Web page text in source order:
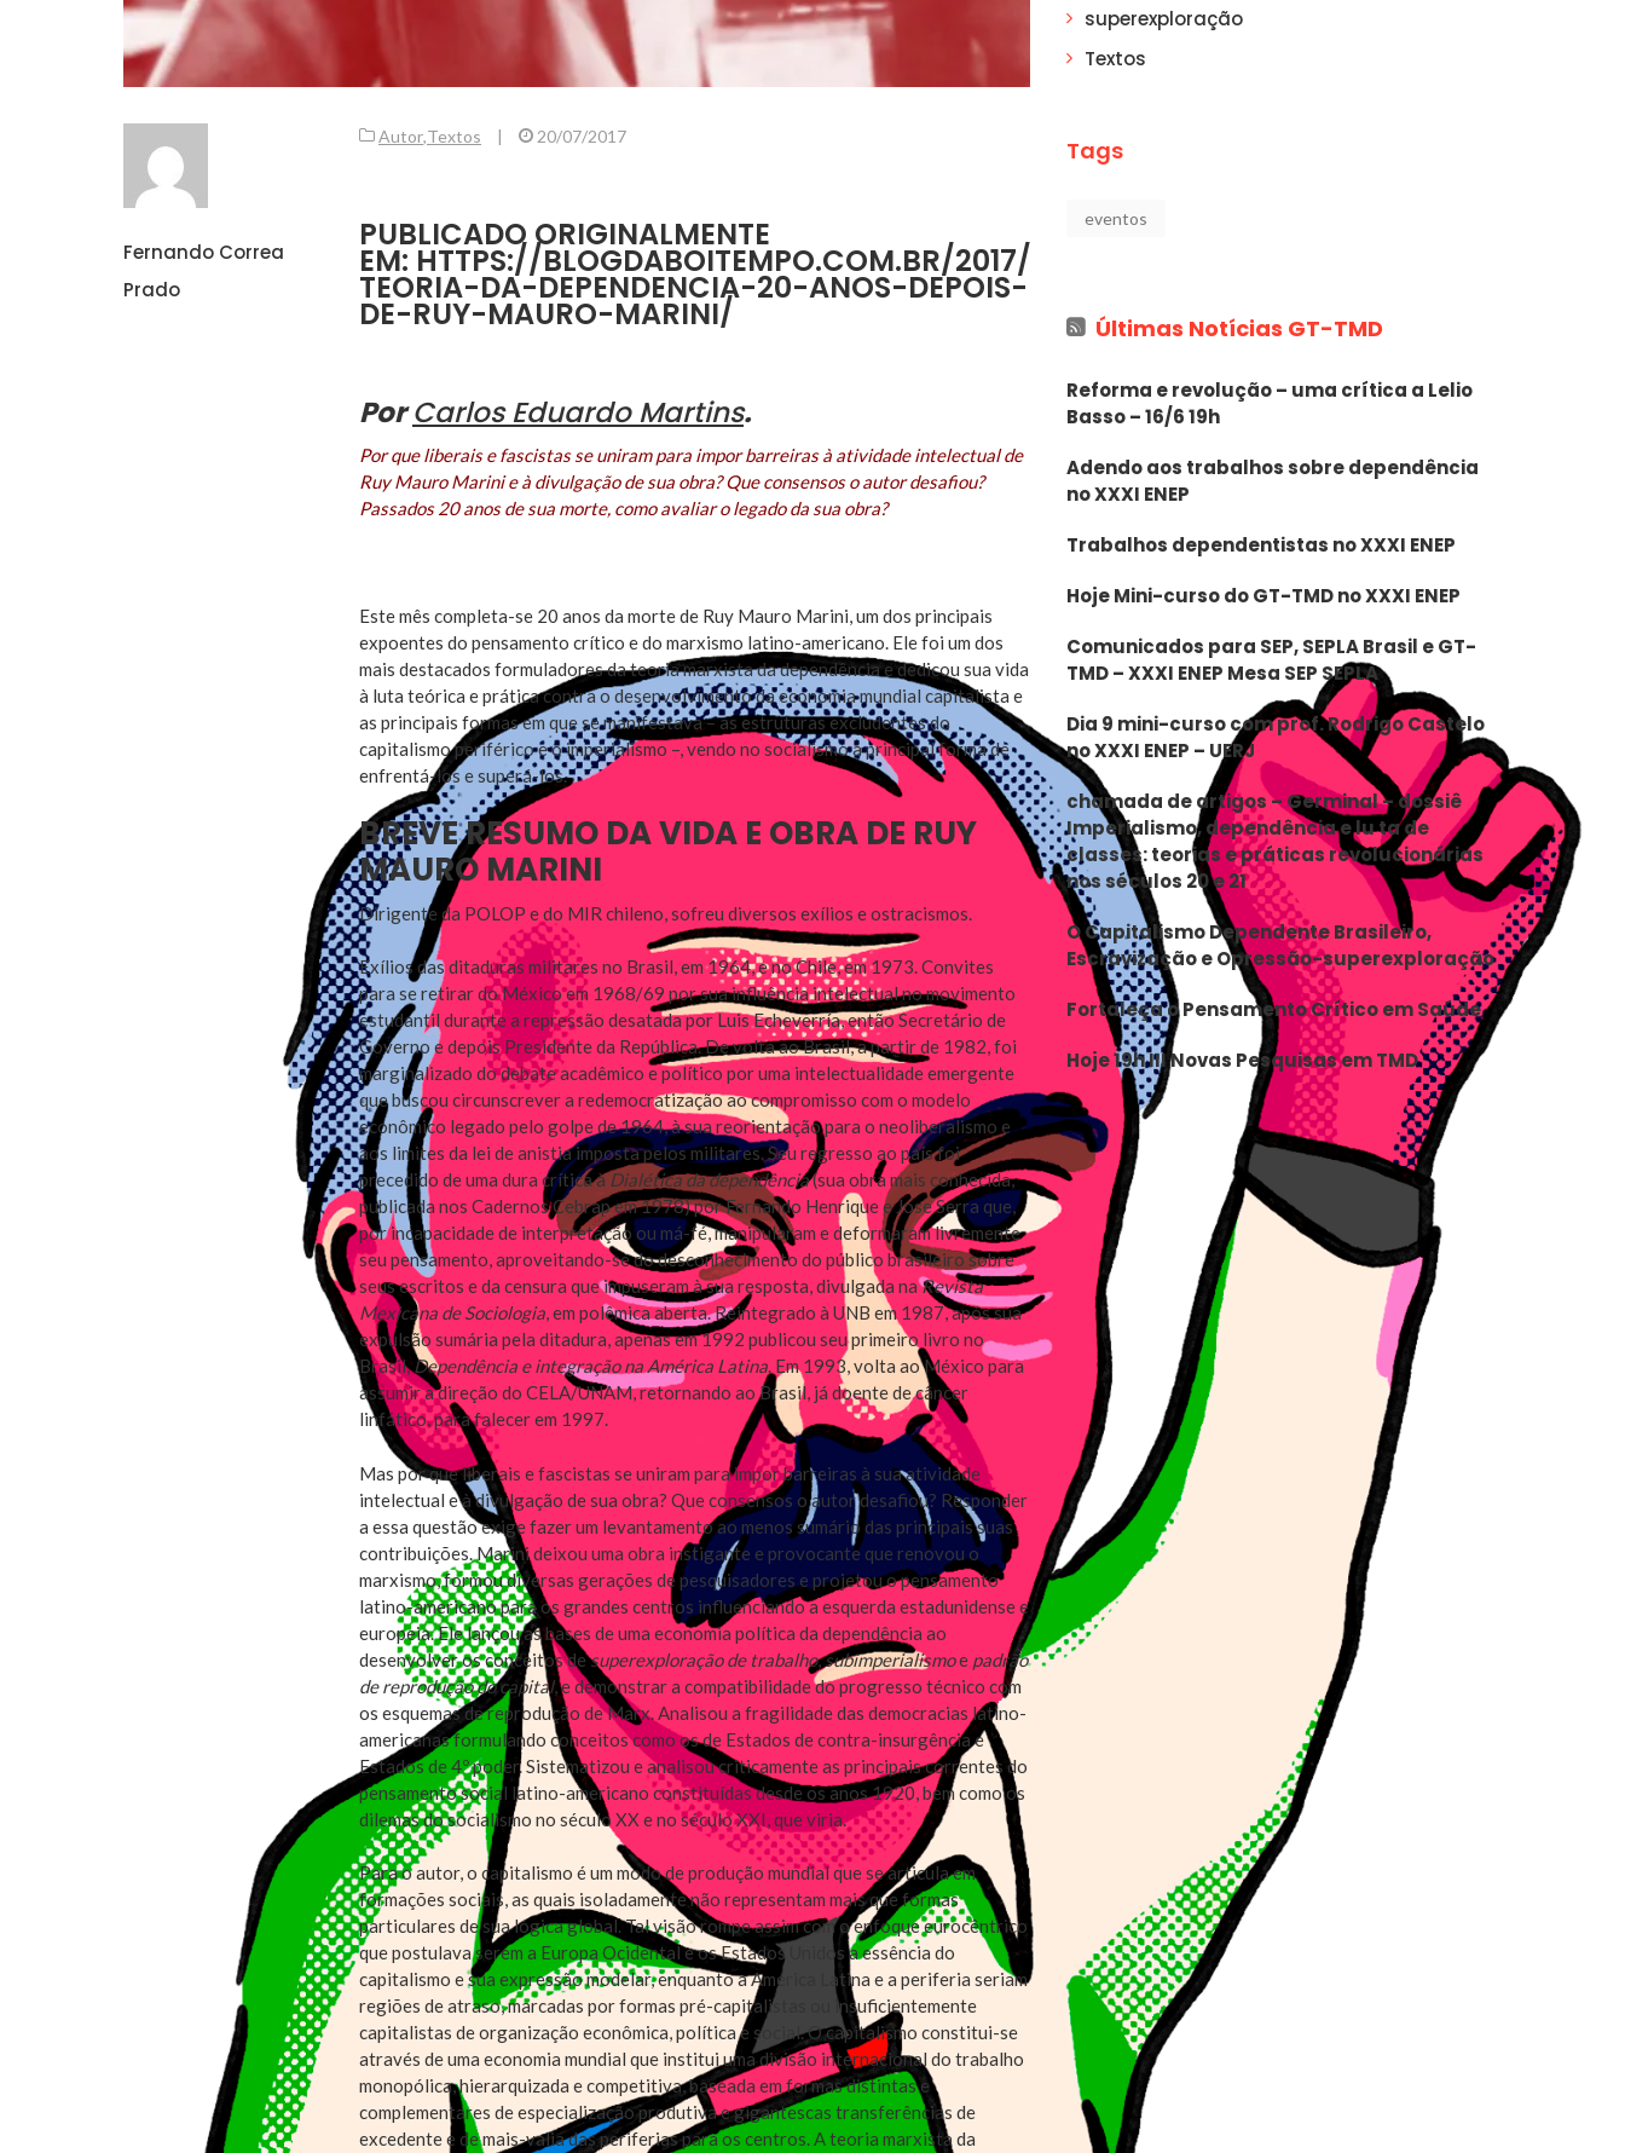
Fernando Correa
Prado
Autor,Textos | 20/07/2017
PUBLICADO ORIGINALMENTE
EM: HTTPS://BLOGDABOITEMPO.COM.BR/2017/07/13/A-
TEORIA-DA-DEPENDENCIA-20-ANOS-DEPOIS-
DE-RUY-MAURO-MARINI/
PorCarlos Eduardo Martins.
Por que liberais e fascistas se uniram para impor barreiras à atividade intelectual de
Ruy Mauro Marini e à divulgação de sua obra? Que consensos o autor desafiou?
Passados 20 anos de sua morte, como avaliar o legado da sua obra?
Este mês completa-se 20 anos da morte de Ruy Mauro Marini, um dos principais
expoentes do pensamento crítico e do marxismo latino-americano. Ele foi um dos
mais destacados formuladores da teoria marxista da dependência e dedicou sua vida
à luta teórica e prática contra o desenvolvimento da economia mundial capitalista e
as principais formas em que se manifestava – as estruturas excludentes do
capitalismo periférico e o imperialismo –, vendo no socialismo a principal forma de
enfrentá-los e superá-los.
BREVE RESUMO DA VIDA E OBRA DE RUY
MAURO MARINI
Dirigente da POLOP e do MIR chileno, sofreu diversos exílios e ostracismos.
Exílios das ditaduras militares no Brasil, em 1964, e no Chile, em 1973. Convites
para se retirar do México em 1968/69 por sua influência intelectual no movimento
estudantil durante a repressão desatada por Luis Echeverría, então Secretário de
Governo e depois Presidente da República. De volta ao Brasil, a partir de 1982, foi
marginalizado do debate acadêmico e político por uma intelectualidade emergente
que buscou circunscrever a redemocratização ao compromisso com o modelo
econômico legado pelo golpe de 1964, à sua reorientação para o neoliberalismo e
aos limites da lei de anistia imposta pelos militares. Seu regresso ao país foi
precedido de uma dura crítica àDialética da dependência(sua obra mais conhecida,
publicada nos Cadernos Cebrap em 1978) por Fernando Henrique e Jose Serra que,
por incapacidade de interpretação ou má-fé, manipularam e deformaram livremente
seu pensamento, aproveitando-se do desconhecimento do público brasileiro sobre
seus escritos e da censura que impuseram à sua resposta, divulgada naRevista
Mexicana de Sociologia, em polêmica aberta. Reintegrado à UNB em 1987, após sua
expulsão sumária pela ditadura, apenas em 1992 publicou seu primeiro livro no
Brasil,Dependência e integração na América Latina. Em 1993, volta ao México para
assumir a direção do CELA/UNAM, retornando ao Brasil, já doente de câncer
linfático, para falecer em 1997.
Mas por que liberais e fascistas se uniram para impor barreiras à sua atividade
intelectual e à divulgação de sua obra? Que consensos o autor desafiou? Responder
a essa questão exige fazer um levantamento ao menos sumário das principais suas
contribuições. Marini deixou uma obra instigante e provocante que renovou o
marxismo, formou diversas gerações de pesquisadores e projetou o pensamento
latino-americano para os grandes centros influenciando a esquerda estadunidense e
europeia. Ele lançou as bases de uma economia política da dependência ao
desenvolver os conceitos desuperexploração de trabalho,subimperialismoe padrão
de reprodução do capital, e demonstrar a compatibilidade do progresso técnico com
os esquemas de reprodução de Marx. Analisou a fragilidade das democracias latino-
americanas formulando conceitos como os de Estados de contra-insurgência e
Estados de 4º poder. Sistematizou e analisou criticamente as principais correntes do
pensamento social latino-americano constituídas desde os anos 1920, bem como os
dilemas do socialismo no século XX e no século XXI, que viria.
Para o autor, o capitalismo é um modo de produção mundial que se articula em
formações sociais, as quais isoladamente não representam mais que formas
particulares de sua lógica global. Tal visão rompe assim com o enfoque eurocêntrico
que postulava serem a Europa Ocidental e os Estados Unidos a essência do
capitalismo e sua expressão modelar, enquanto a América Latina e a periferia seriam
regiões de atraso, marcadas por formas pré-capitalistas ou insuficientemente
capitalistas de organização econômica, política e social. O capitalismo constitui-se
através de uma economia mundial que institui uma divisão internacional do trabalho
monopólica, hierarquizada e competitiva, baseada em formas distintas e
complementares de especialização produtiva e gigantescas transferências de
excedente e de mais-valia das periferias para os centros. A teoria marxista da
superexploração
Textos
Tags
eventos
Últimas Notícias GT-TMD
Reforma e revolução – uma crítica a Lelio
Basso – 16/6 19h
Adendo aos trabalhos sobre dependência
no XXXI ENEP
Trabalhos dependentistas no XXXI ENEP
Hoje Mini-curso do GT-TMD no XXXI ENEP
Comunicados para SEP, SEPLA Brasil e GT-
TMD – XXXI ENEP Mesa SEP SEPLA
Dia 9 mini-curso com prof. Rodrigo Castelo
no XXXI ENEP – UERJ
chamada de artigos – Germinal – dossiê
Imperialismo, dependência e lu ta de
classes: teorias e práticas revolucionárias
nos séculos 20 e 21
O Capitalismo Dependente Brasileiro,
Escravização e Opressão-superexploração
Fortaleça o Pensamento Crítico em Saúde
Hoje 19h III Novas Pesquisas em TMD